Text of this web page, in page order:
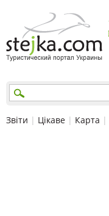
Звіти | Цікаве | Карта |